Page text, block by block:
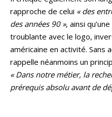
rapproche de celui « des
des années 90 », ainsi
troublante avec le logo,
américaine en activité. Sans
rappelle néanmoins un
« Dans notre métier, la
prérequis absolu avant de